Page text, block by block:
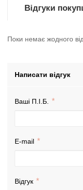
Відгуки
Поки немає жодного
Написати відгук
Ваші П.І.Б.
E-mail
Відгук